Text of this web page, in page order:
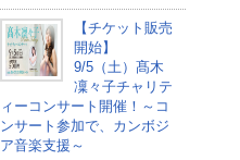
【チケット販売
開始】
9/5（土）髙木
凜々子チャリテ
ィーコンサート開催！～コ
ンサート参加で、カンボジ
ア音楽支援～